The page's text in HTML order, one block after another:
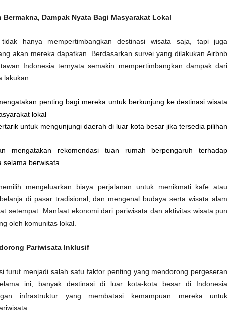
Dampak Nyata Bagi Masyarakat Lokal
hanya mempertimbangkan destinasi wisata saja, tapi juga
akan mereka dapatkan. Berdasarkan survei yang dilakukan Airbnb
Indonesia ternyata semakin mempertimbangkan dampak dari
lakukan:
penting bagi mereka untuk berkunjung ke destinasi wisata
lokal
untuk mengunjungi daerah di luar kota besar jika tersedia pilihan
mengatakan rekomendasi tuan rumah berpengaruh terhadap
selama berwisata
mengeluarkan biaya perjalanan untuk menikmati kafe atau
di pasar tradisional, dan mengenal budaya serta wisata alam
setempat. Manfaat ekonomi dari pariwisata dan aktivitas wisata pun
oleh komunitas lokal.
Pariwisata Inklusif
turut menjadi salah satu faktor penting yang mendorong pergeseran
ini, banyak destinasi di luar kota-kota besar di Indonesia
infrastruktur yang membatasi kemampuan mereka untuk